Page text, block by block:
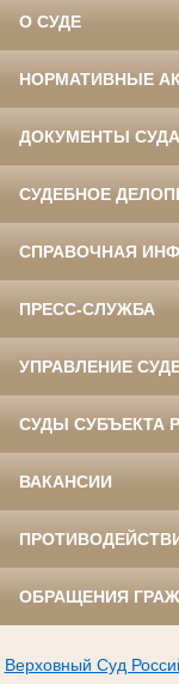
О СУДЕ
НОРМАТИВНЫЕ
ДОКУМЕНТЫ СУДА
СУДЕБНОЕ
СПРАВОЧНАЯ
ПРЕСС-СЛУЖБА
УПРАВЛЕНИЕ
СУДЫ СУБЪЕКТА
ВАКАНСИИ
ОБРАЩЕНИЯ
Верховный Суд